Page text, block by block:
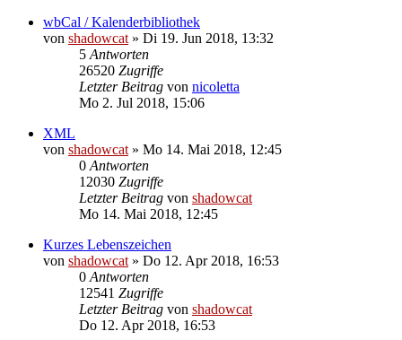
wbCal / Kalenderbibliothek
von shadowcat » Di 19. Jun 2018, 13:32
5 Antworten
26520 Zugriffe
Letzter Beitrag von nicoletta
Mo 2. Jul 2018, 15:06
XML
von shadowcat » Mo 14. Mai 2018, 12:45
0 Antworten
12030 Zugriffe
Letzter Beitrag von shadowcat
Mo 14. Mai 2018, 12:45
Kurzes Lebenszeichen
von shadowcat » Do 12. Apr 2018, 16:53
0 Antworten
12541 Zugriffe
Letzter Beitrag von shadowcat
Do 12. Apr 2018, 16:53